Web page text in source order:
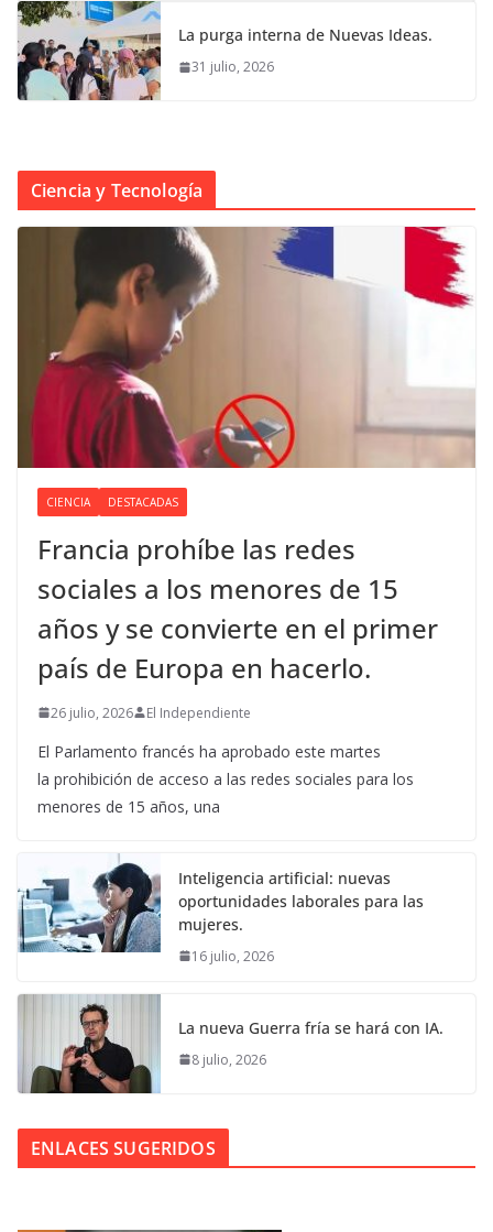
La purga interna de Nuevas Ideas.
31 julio, 2026
Ciencia y Tecnología
CIENCIA DESTACADAS
Francia prohíbe las redes
sociales a los menores de 15
años y se convierte en el primer
país de Europa en hacerlo.
26 julio, 2026 El Independiente
El Parlamento francés ha aprobado este martes
la prohibición de acceso a las redes sociales para los
menores de 15 años, una
Inteligencia artificial: nuevas
oportunidades laborales para las
mujeres.
16 julio, 2026
La nueva Guerra fría se hará con IA.
8 julio, 2026
ENLACES SUGERIDOS